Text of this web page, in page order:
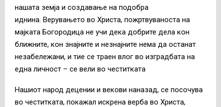
нашата земја и создавање на подобра
иднина. Верувањето во Христа, пожртвуваноста на
мајката Богородица не учи дека добрите дела кон
ближните, кон знајните и незнајните нема да останат
незабележани, и тие се траен влог во изградбата на
една личност – се вели во честитката
Нашиот народ децении и векови наназад, се посочува
во честитката, покажал искрена верба во Христа,